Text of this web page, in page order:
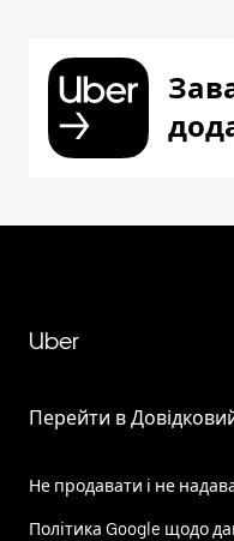
Uber
Перейти в
Не продавати і не
Політика Google щодо